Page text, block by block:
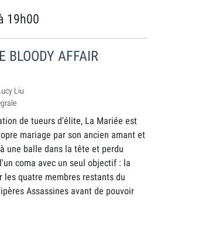
19h00
BLOODY AFFAIR
Liu
de tueurs d'élite, La Mariée est
mariage par son ancien amant et
une balle dans la tête et perdu
coma avec un seul objectif : la
les quatre membres restants du
Assassines avant de pouvoir